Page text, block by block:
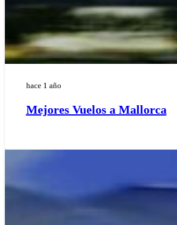
hace 1 año
Mejores Vuelos a Mallorca